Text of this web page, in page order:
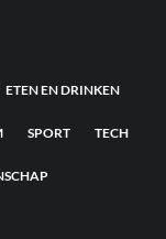
ETEN EN DRINKEN
SPORT TECH